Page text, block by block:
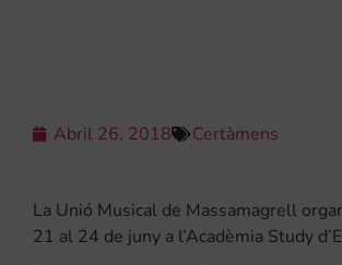
Abril 26, 2018 Certàmens
La Unió Musical de Massamagrell
21 al 24 de juny a l’Acadèmia Study